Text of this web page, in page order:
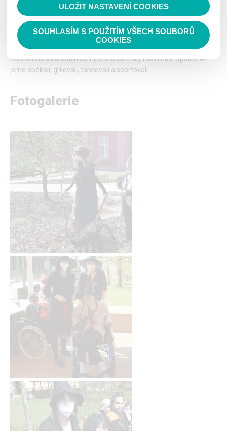
Příjemné odpoledne s čarodějnicemi
Dne 30. 4. 2021 jsme v areálu organizace strávily příjemné
odpoledne s čarodějnicemi, které zavítaly mezi nás. Společně
jsme opékali, grilovali, tancovali a sportovali.
Fotogalerie
ULOŽIT NASTAVENÍ COOKIES
SOUHLASÍM S POUŽITÍM VŠECH SOUBORŮ
COOKIES